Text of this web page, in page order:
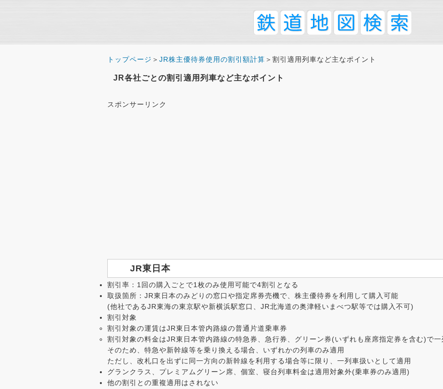
トップページ ＞ JR株主優待券使用の割引額計算 ＞割引適用列車など主なポイント
JR各社ごとの割引適用列車など主なポイント
スポンサーリンク
JR東日本
割引率：1回の購入ごとで1枚のみ使用可能で4割引となる
取扱箇所：JR東日本のみどりの窓口や指定席券売機で、株主優待券を利用して購入可能
(他社であるJR東海の東京駅や新横浜駅窓口、JR北海道の奥津軽いまべつ駅等では購入不可)
割引対象
割引対象の運賃はJR東日本管内路線の普通片道乗車券
割引対象の料金はJR東日本管内路線の特急券、急行券、グリーン券(いずれも座席指定券を含む)で一
そのため、特急や新幹線等を乗り換える場合、いずれかの列車のみ適用
ただし、改札口を出ずに同一方向の新幹線を利用する場合等に限り、一列車扱いとして適用
グランクラス、プレミアムグリーン席、個室、寝台列車料金は適用対象外(乗車券のみ適用)
他の割引との重複適用はされない